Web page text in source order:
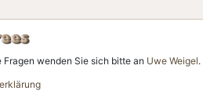
wenden Sie sich bitte an Uwe Weigel.